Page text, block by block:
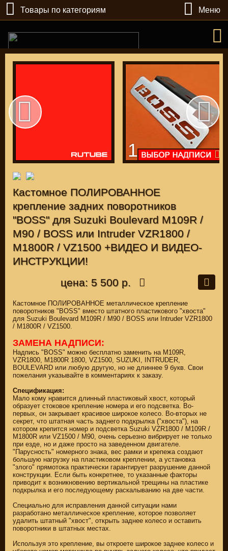
1
Кастомное ПОЛИРОВАННОЕ
крепление задних поворотников
"BOSS" для Suzuki Boulevard M109R /
M90 / BOSS или Intruder VZR1800 /
M1800R / VZ1500 +ВИДЕО И ВИДЕО-
ИНСТРУКЦИИ!
цена: 5 500 р.
Кастомное ПОЛИРОВАННОЕ металлическое крепление
поворотников "BOSS" вместо штатного пластикового "хвоста"
для Suzuki Boulevard M109R / M90 / BOSS или Intruder VZR1800
/ M1800R / VZ1500.
ЗАМЕНА НАДПИСИ:
Надпись "BOSS" можно бесплатно заменить на M109R,
VZR1800, M1800R 1800, VZ1500, SUZUKI, INTRUDER,
BOULEVARD или любую другую, но не длиннее 9 букв. Свои
пожелания указывайте в комментариях к заказу.
Спецификация:
Мало кому нравится длинный пластиковый хвост, который
образует стоковое крепление номера и его подсветка. Во-
первых, он закрывает красивое широкое колесо. Во-вторых не
секрет, что штатная часть заднего подкрылка ("хвоста"), на
котором крепится номер и подсветка Suzuki VZR1800 / M109R /
M1800R или VZ1500 / M90, очень серьезно вибрирует не только
при езде, но и даже просто на заведенном двигателе.
"Парусность" номерного знака, вес рамки и крепежа создают
большую нагрузку на пластиковом креплении, а установка
"злого" прямотока практически гарантирует разрушение данной
конструкции. Если быть конкретнее, то указанные факторы
приводит к возникновению вертикальной трещины на пластике
подкрылка и его последующему раскалыванию на две части.
Специально для исправления данной ситуации нами
разработано металлическое крепление, которое позволяет
удалить штатный "хвост", открыть заднее колесо и оставить
поворотники в штатных местах.
Используя это крепление, вы откроете широкое заднее колесо и
Товары по категориям Меню
Найти